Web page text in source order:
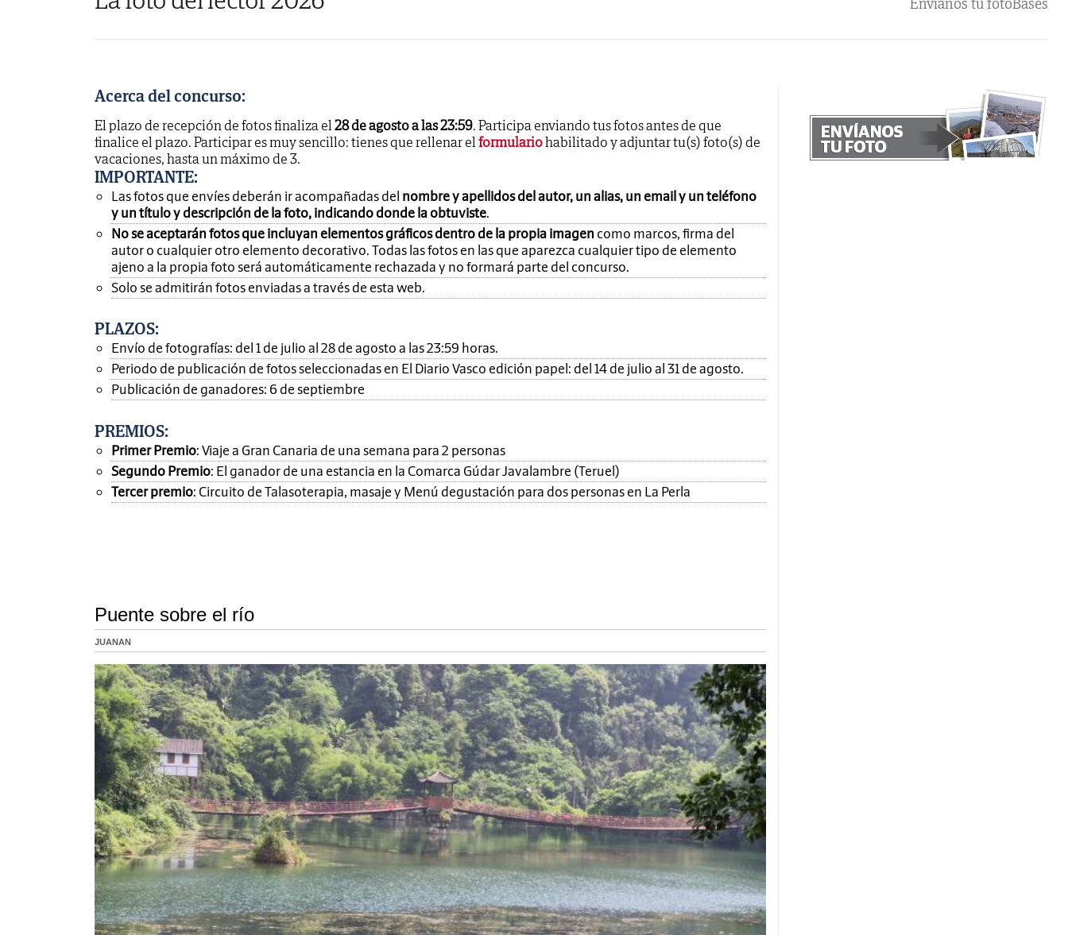
Envíanos tu fotoBases
Acerca del concurso:
El plazo de recepción de fotos finaliza el28 de agosto a las 23:59. Participa enviando tus fotos antes de que
finalice el plazo. Participar es muy sencillo: tienes que rellenar elformulariohabilitado y adjuntar tu(s) foto(s) de
vacaciones, hasta un máximo de 3.
IMPORTANTE:
Las fotos que envíes deberán ir acompañadas del nombre y apellidos del autor, un alias, un email y un teléfono
y un título y descripción de la foto, indicando donde la obtuviste.
No se aceptarán fotos que incluyan elementos gráficos dentro de la propia imagen como marcos, firma del
autor o cualquier otro elemento decorativo. Todas las fotos en las que aparezca cualquier tipo de elemento
ajeno a la propia foto será automáticamente rechazada y no formará parte del concurso.
Solo se admitirán fotos enviadas a través de esta web.
PLAZOS:
Envío de fotografías: del 1 de julio al 28 de agosto a las 23:59 horas.
Periodo de publicación de fotos seleccionadas en El Diario Vasco edición papel: del 14 de julio al 31 de agosto.
Publicación de ganadores: 6 de septiembre
PREMIOS:
Primer Premio: Viaje a Gran Canaria de una semana para 2 personas
Segundo Premio: El ganador de una estancia en la Comarca Gúdar Javalambre (Teruel)
Tercer premio: Circuito de Talasoterapia, masaje y Menú degustación para dos personas en La Perla
Puente sobre el río
JUANAN